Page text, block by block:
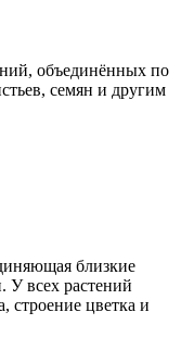
объединённых по
семян и другим
близкие
У всех растений
строение цветка и